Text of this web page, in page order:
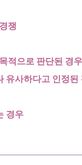
쟁
적으로 판단된 경우
유사하다고 인정된
경우